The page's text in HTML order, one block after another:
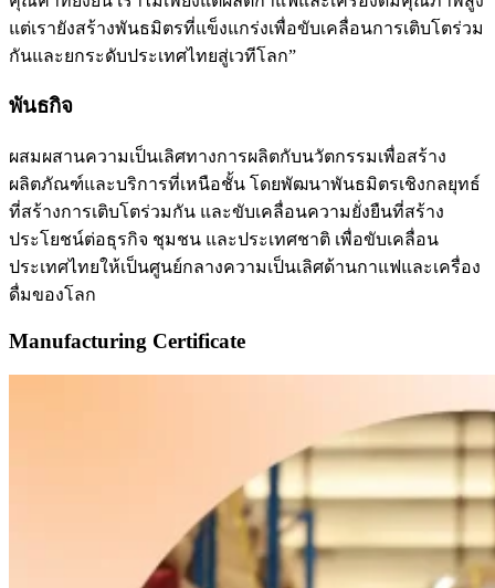
แต่เรายังสร้างพันธมิตรที่แข็งแกร่งเพื่อขับเคลื่อนการเติบโตร่วม
กันและยกระดับประเทศไทยสู่เวทีโลก”
พันธกิจ
ผสมผสานความเป็นเลิศทางการผลิตกับนวัตกรรมเพื่อสร้าง
ผลิตภัณฑ์และบริการที่เหนือชั้น โดยพัฒนาพันธมิตรเชิงกลยุทธ์
ที่สร้างการเติบโตร่วมกัน และขับเคลื่อนความยั่งยืนที่สร้าง
ประโยชน์ต่อธุรกิจ ชุมชน และประเทศชาติ เพื่อขับเคลื่อน
ประเทศไทยให้เป็นศูนย์กลางความเป็นเลิศด้านกาแฟและเครื่อง
ดื่มของโลก
Manufacturing Certificate